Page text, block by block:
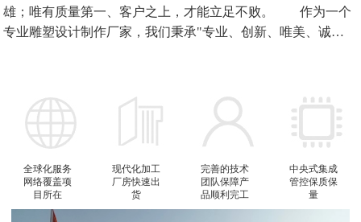
雄；唯有质量第一、客户之上，才能立足不败。 作为一个
专业雕塑设计制作厂家，我们秉承"专业、创新、唯美、诚
理念，诠释您的思想；以精湛的制作工艺，体现您的精神；以
热情的服务态度，回报您的信赖。 企业目标：弘扬艺术、
出精品、出新品。企业宗旨:诚我们正在以崭新的面貌，迎接您
的到来；以独特的设计理念，诠释您的思想；以精湛的制作工
艺，体现您的精神；以热情的服务态度，回报您的信赖。秦砖
汉瓦的时代已经过去，新世纪的精彩空间需要我们共同创建。
全球化服务
网络覆盖项
目所在
现代化加工
厂房快速出
货
完善的技术
团队保障产
品顺利完工
中央式集成
管控保质保
量